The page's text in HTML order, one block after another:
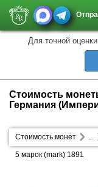
Для точной
Стоимость
Германия
Стоимость монет ...
5 марок (mark) 1891